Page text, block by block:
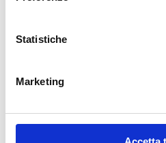
Statistiche
Marketing